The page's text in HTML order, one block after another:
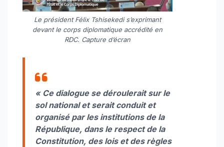
Le président Félix Tshisekedi s’exprimant
devant le corps diplomatique accrédité en
RDC. Capture d’écran
« Ce dialogue se déroulerait sur le
sol national et serait conduit et
organisé par les institutions de la
République, dans le respect de la
Constitution, des lois et des règles